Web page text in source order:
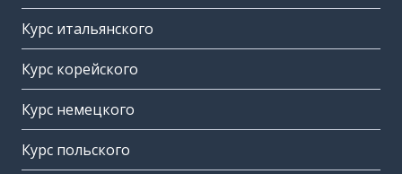
Курс итальянского
Курс корейского
Курс немецкого
Курс польского